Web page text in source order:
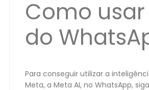
Como usar
do
Para conseguir utilizar a
Meta, a Meta AI, no WhatsApp,